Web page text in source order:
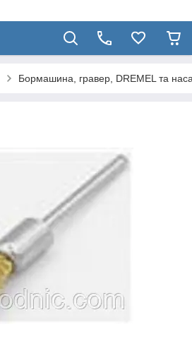
Бормашина, гравер, DREMEL та